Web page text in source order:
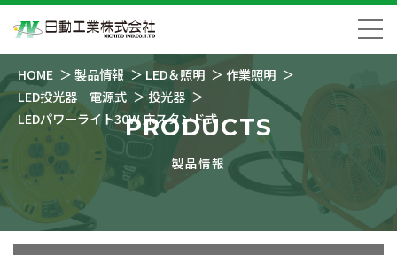
HOME 製品情報 LED＆照明
作業照明
LED投光器 電源式
投光器
LEDパワーライト30W 床スタンド式
PRODUCTS
製品情報